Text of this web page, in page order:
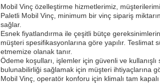
Mobil Vinç özelleştirme hizmetlerimiz,
Paletli Mobil Vinç, minimum bir vinç sipariş
sağlar.
Esnek fiyatlandırma ile çeşitli bütçe
müşteri spesifikasyonlarına göre yapılır.
etmemize olanak tanır.
Ödeme koşulları, işlemler için güvenli ve
bulunabilirliği sağlamak için müşteri ihtiyaçlarına
Mobil Vinç, operatör konforu için klimalı tam